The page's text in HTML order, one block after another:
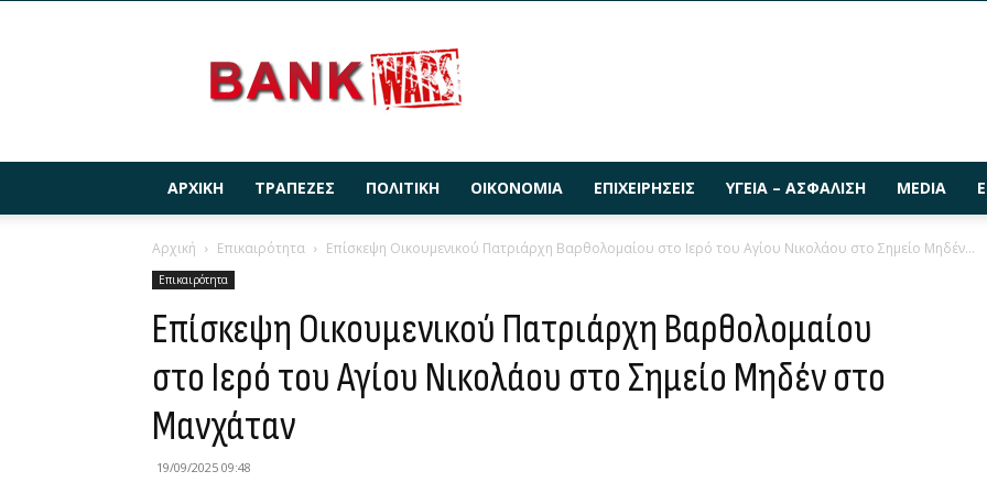
ΑΡΧΙΚΉ ΤΡΆΠΕΖΕΣ ΠΟΛΙΤΙΚΉ ΟΙΚΟΝΟΜΊΑ ΕΠΙΧΕΙΡΉΣΕΙΣ ΥΓΕΊΑ – ΑΣΦΆΛΙΣΗ MEDIA
Αρχική Επικαιρότητα Επίσκεψη Οικουμενικού Πατριάρχη Βαρθολομαίου στο Ιερό του Αγίου Νικολάου στο Σημείο Μηδέν...
Επικαιρότητα
Επίσκεψη Οικουμενικού Πατριάρχη Βαρθολομαίου
στο Ιερό του Αγίου Νικολάου στο Σημείο Μηδέν στο
Μανχάταν
19/09/2025 09:48